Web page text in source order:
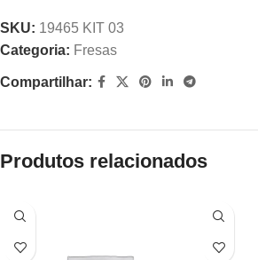
SKU: 19465 KIT 03
Categoria: Fresas
Compartilhar:
Produtos relacionados